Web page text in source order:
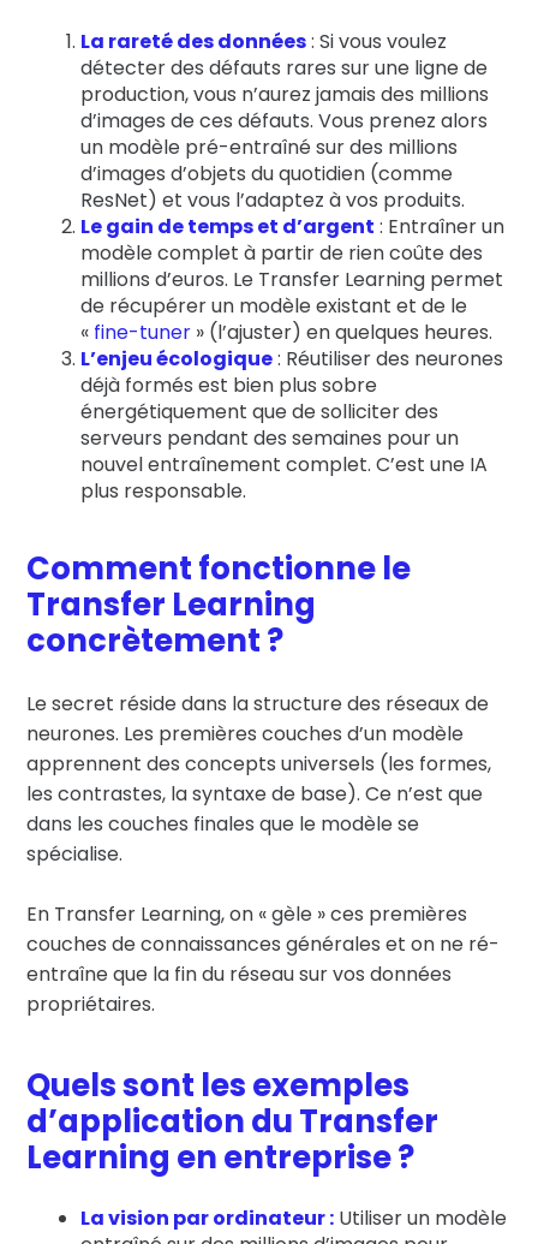
La rareté des données: Si vous voulez
détecter des défauts rares sur une ligne de
production, vous n’aurez jamais des millions
d’images de ces défauts. Vous prenez alors
un modèle pré-entraîné sur des millions
d’images d’objets du quotidien (comme
ResNet) et vous l’adaptez à vos produits.
Le gain de temps et d’argent : Entraîner un
modèle complet à partir de rien coûte des
millions d’euros. Le Transfer Learning permet
de récupérer un modèle existant et de le
« fine-tuner » (l’ajuster) en quelques heures.
L’enjeu écologique: Réutiliser des neurones
déjà formés est bien plus sobre
énergétiquement que de solliciter des
serveurs pendant des semaines pour un
nouvel entraînement complet. C’est une IA
plus responsable.
Comment fonctionne le
Transfer Learning
concrètement ?
Le secret réside dans la structure des réseaux de
neurones. Les premières couches d’un modèle
apprennent des concepts universels (les formes,
les contrastes, la syntaxe de base). Ce n’est que
dans les couches finales que le modèle se
spécialise.
En Transfer Learning, on « gèle » ces premières
couches de connaissances générales et on ne ré-
entraîne que la fin du réseau sur vos données
propriétaires.
Quels sont les exemples
d’application du Transfer
Learning en entreprise ?
La vision par ordinateur : Utiliser un modèle